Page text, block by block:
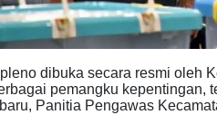
dibuka secara resmi oleh
pemangku kepentingan,
Panitia Pengawas